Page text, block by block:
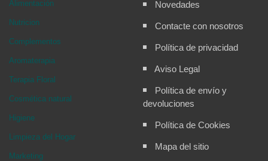
Alimentación
Nutricion
Complementos
Aromaterapia
Terapia Floral
Cosmética natural
Higiene
Limpieza del Hogar
Marketing
Novedades
Contacte con nosotros
Política de privacidad
Aviso Legal
Política de envío y
devoluciones
Política de Cookies
Mapa del sitio